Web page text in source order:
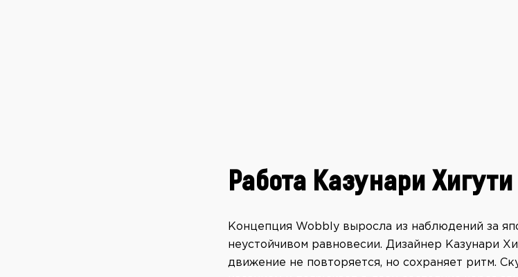
Работа Казунари Хигути
Концепция Wobbly выросла из наблюдений за
неустойчивом равновесии. Дизайнер Казунари
движение не повторяется, но сохраняет ритм.